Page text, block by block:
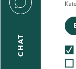
CHAT